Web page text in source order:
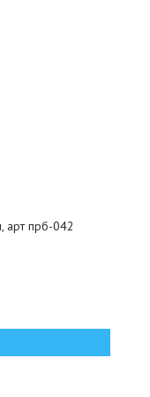
арт прб-042